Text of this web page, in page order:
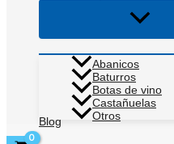
Alternar
Abanicos
Baturros
Botas de vino
Castañuelas
Otros
Blog